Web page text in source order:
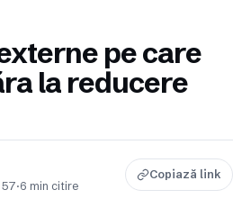
pe care
la reducere
·6 min citire
Copiază link